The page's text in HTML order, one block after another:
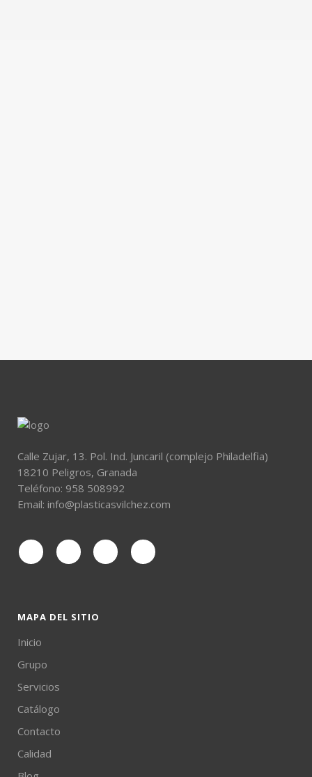
Calle Zujar, 13. Pol. Ind. Juncaril (complejo Philadelfia)
18210 Peligros, Granada
Teléfono: 958 508992
Email: info@plasticasvilchez.com
MAPA DEL SITIO
Inicio
Grupo
Servicios
Catálogo
Contacto
Calidad